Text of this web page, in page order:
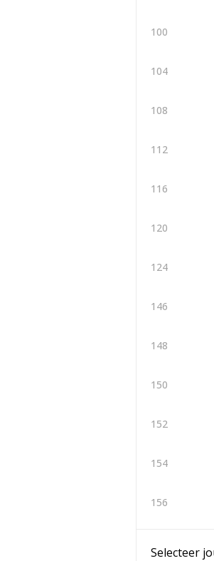
100
104
108
112
116
120
124
146
148
150
152
154
156
Selecteer